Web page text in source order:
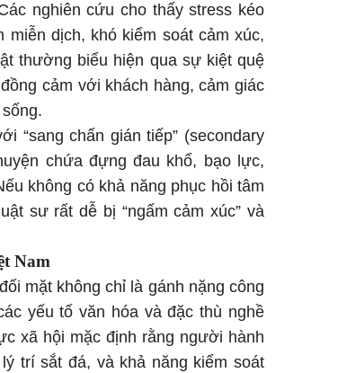
nghiên cứu cho thấy stress kéo
dịch, khó kiểm soát cảm xúc,
thường biểu hiện qua sự kiệt quệ
cảm với khách hàng, cảm giác
“sang chấn gián tiếp” (secondary
chứa đựng đau khổ, bạo lực,
không có khả năng phục hồi tâm
sư rất dễ bị “ngấm cảm xúc” và
Nam
mặt không chỉ là gánh nặng công
yếu tố văn hóa và đặc thù nghề
xã hội mặc định rằng người hành
trí sắt đá, và khả năng kiểm soát